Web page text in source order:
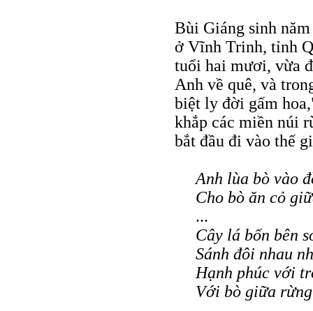
Bùi Giáng sinh
ở Vĩnh Trinh, tỉnh
tuổi hai mươi, vừa
Anh về quê, và
biệt ly đời gấm
khắp các miền núi
bắt đầu đi vào thế
Anh lùa bò vào
Cho bò ăn cỏ
...
Cây lá bốn bên
Sánh đôi nhau
Hạnh phúc với
Với bò giữa